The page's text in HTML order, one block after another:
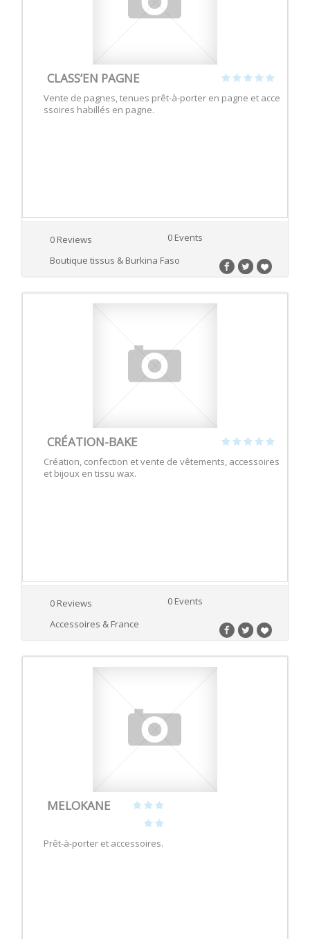
CLASS’EN PAGNE
Vente de pagnes, tenues prêt-à-porter en pagne et acce
ssoires habillés en pagne.
0 Reviews
0 Events
Boutique tissus & Burkina Faso
CRÉATION-BAKE
Création, confection et vente de vêtements, accessoires
et bijoux en tissu wax.
0 Reviews
0 Events
Accessoires & France
MELOKANE
Prêt-à-porter et accessoires.